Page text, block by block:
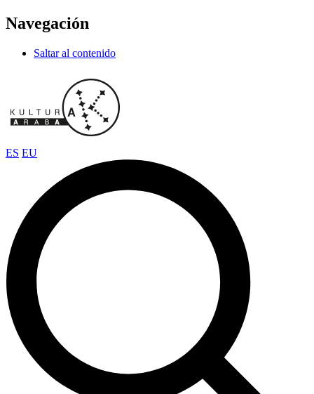
Navegación
Saltar al contenido
ES EU